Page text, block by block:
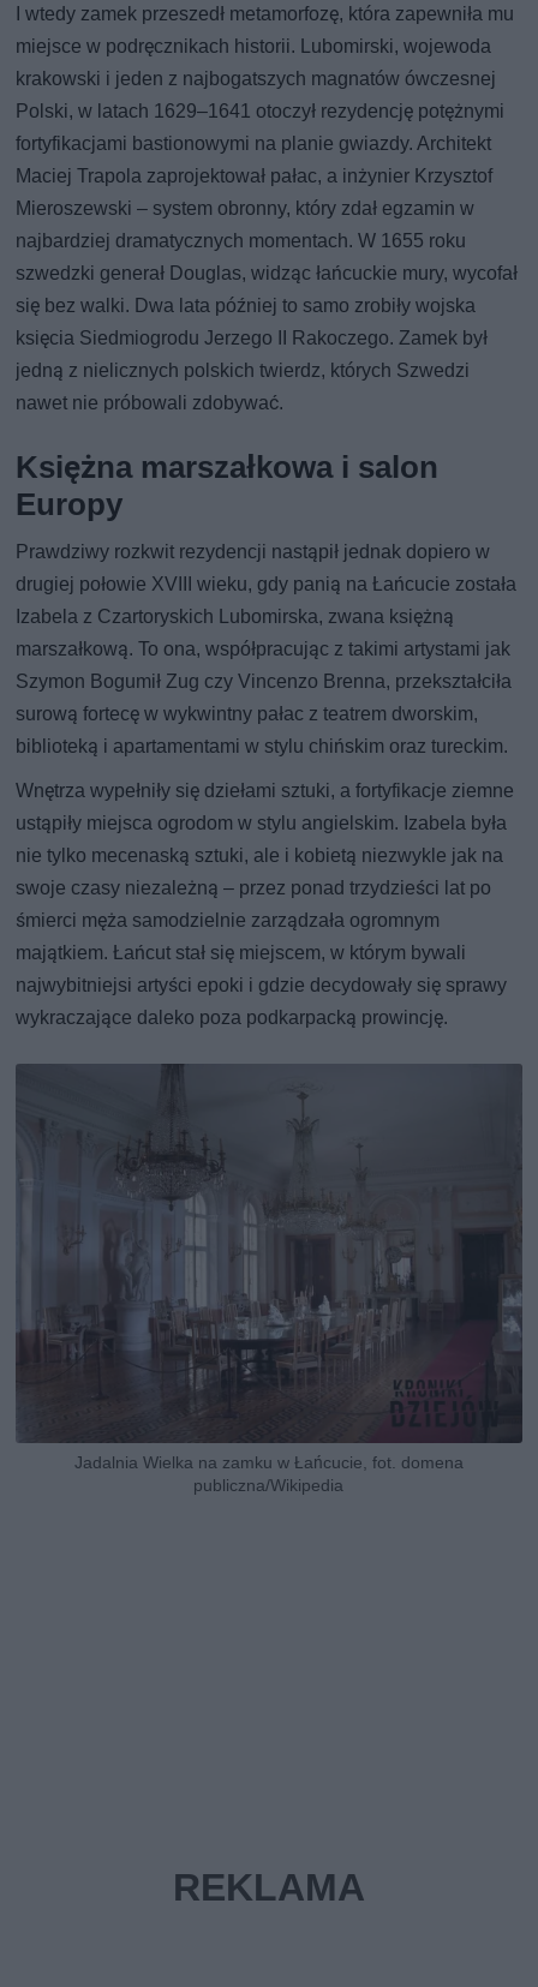
I wtedy zamek przeszedł metamorfozę, która zapewniła mu
miejsce w podręcznikach historii. Lubomirski, wojewoda
krakowski i jeden z najbogatszych magnatów ówczesnej
Polski, w latach 1629–1641 otoczył rezydencję potężnymi
fortyfikacjami bastionowymi na planie gwiazdy. Architekt
Maciej Trapola zaprojektował pałac, a inżynier Krzysztof
Mieroszewski – system obronny, który zdał egzamin w
najbardziej dramatycznych momentach. W 1655 roku
szwedzki generał Douglas, widząc łańcuckie mury, wycofał
się bez walki. Dwa lata później to samo zrobiły wojska
księcia Siedmiogrodu Jerzego II Rakoczego. Zamek był
jedną z nielicznych polskich twierdz, których Szwedzi
nawet nie próbowali zdobywać.
Księżna marszałkowa i salon
Europy
Prawdziwy rozkwit rezydencji nastąpił jednak dopiero w
drugiej połowie XVIII wieku, gdy panią na Łańcucie została
Izabela z Czartoryskich Lubomirska, zwana księżną
marszałkową. To ona, współpracując z takimi artystami jak
Szymon Bogumił Zug czy Vincenzo Brenna, przekształciła
surową fortecę w wykwintny pałac z teatrem dworskim,
biblioteką i apartamentami w stylu chińskim oraz tureckim.
Wnętrza wypełniły się dziełami sztuki, a fortyfikacje ziemne
ustąpiły miejsca ogrodom w stylu angielskim. Izabela była
nie tylko mecenaską sztuki, ale i kobietą niezwykle jak na
swoje czasy niezależną – przez ponad trzydzieści lat po
śmierci męża samodzielnie zarządzała ogromnym
majątkiem. Łańcut stał się miejscem, w którym bywali
najwybitniejsi artyści epoki i gdzie decydowały się sprawy
wykraczające daleko poza podkarpacką prowincję.
Jadalnia Wielka na zamku w Łańcucie, fot. domena
publiczna/Wikipedia